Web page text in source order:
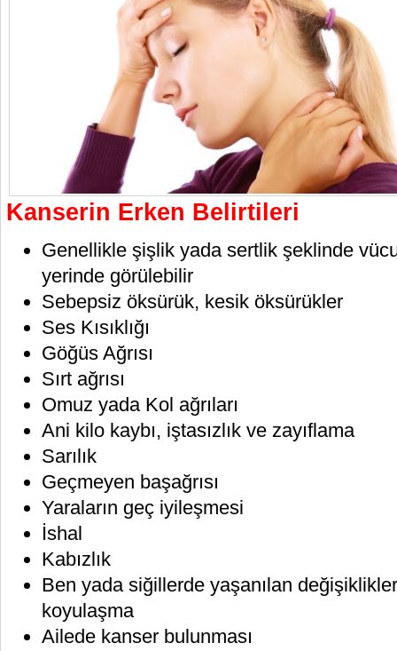
Kanserin Erken Belirtileri
Genellikle şişlik yada sertlik şeklinde
yerinde görülebilir
Sebepsiz öksürük, kesik öksürükler
Ses Kısıklığı
Göğüs Ağrısı
Sırt ağrısı
Omuz yada Kol ağrıları
Ani kilo kaybı, iştasızlık ve zayıflama
Sarılık
Geçmeyen başağrısı
Yaraların geç iyileşmesi
İshal
Kabızlık
Ben yada siğillerde yaşanılan
koyulaşma
Ailede kanser bulunması